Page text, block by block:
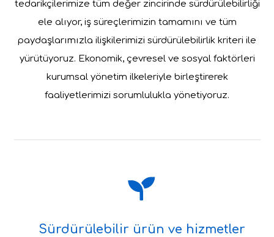
tedarikçilerimize tüm değer zincirinde sürdürülebilirliği
ele alıyor, iş süreçlerimizin tamamını ve tüm
paydaşlarımızla ilişkilerimizi sürdürülebilirlik kriteri ile
yürütüyoruz. Ekonomik, çevresel ve sosyal faktörleri
kurumsal yönetim ilkeleriyle birleştirerek
faaliyetlerimizi sorumlulukla yönetiyoruz.
Sürdürülebilir ürün ve hizmetler